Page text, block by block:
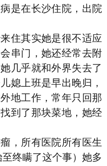
是在长沙住院，出院
住其实她是很不适应
串门，她还经常去附
几乎就和外界失去了
媳上班是早出晚归，
地工作，常年只回那
到了那块菜地，她经
，所有医院所有医生
终瞒了这个事）她多